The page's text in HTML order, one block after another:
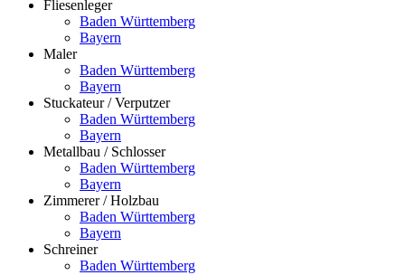
Fliesenleger
Baden Württemberg
Bayern
Maler
Baden Württemberg
Bayern
Stuckateur / Verputzer
Baden Württemberg
Bayern
Metallbau / Schlosser
Baden Württemberg
Bayern
Zimmerer / Holzbau
Baden Württemberg
Bayern
Schreiner
Baden Württemberg